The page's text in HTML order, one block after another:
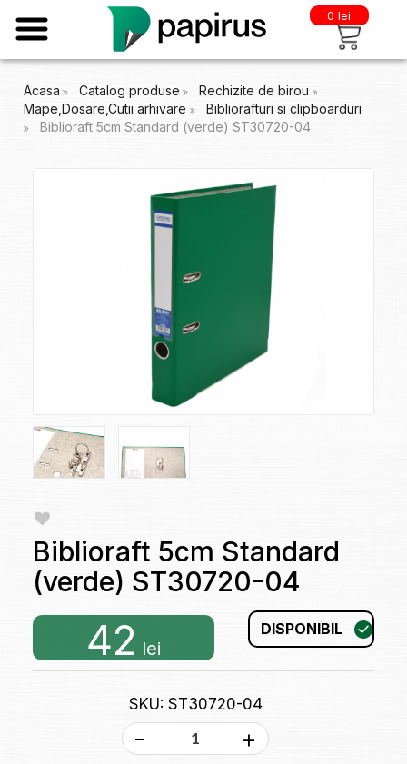
0 lei
Acasa Catalog produse
Rechizite de birou
Mape,Dosare,Cutii arhivare
Bibliorafturi si clipboarduri
Biblioraft 5cm Standard (verde) ST30720-04
Biblioraft 5cm Standard
(verde) ST30720-04
42 lei
DISPONIBIL
SKU: ST30720-04
- +